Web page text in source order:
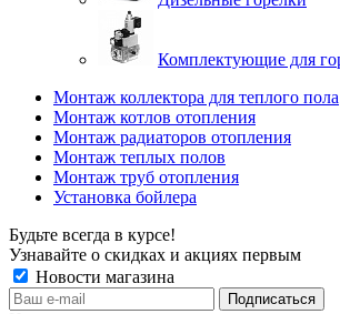
Комплектующие для
Монтаж коллектора для теплого пола
Монтаж котлов отопления
Монтаж радиаторов отопления
Монтаж теплых полов
Монтаж труб отопления
Установка бойлера
Будьте всегда в курсе!
Узнавайте о скидках и акциях первым
Новости магазина